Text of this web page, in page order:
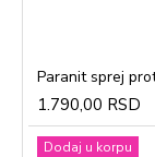
1.790,00 RSD
Dodaj u korpu